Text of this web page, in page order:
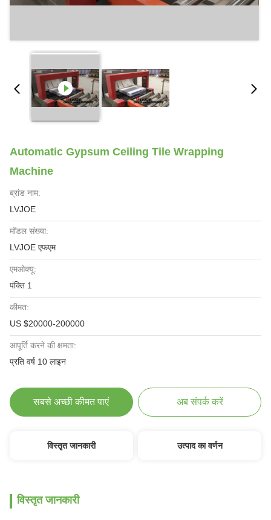
Automatic Gypsum Ceiling Tile Wrapping
Machine
ब्रांड नाम:
LVJOE
मॉडल संख्या:
LVJOE एफएम
एमओक्यू:
पंक्ति 1
कीमत:
US $20000-200000
आपूर्ति करने की क्षमता:
प्रति वर्ष 10 लाइन
सबसे अच्छी कीमत पाएं अब संपर्क करें
विस्तृत जानकारी उत्पाद का वर्णन
विस्तृत जानकारी